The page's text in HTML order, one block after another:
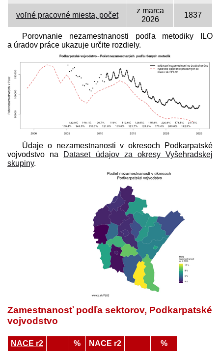
voľné pracovné miesta, počet
z marca
2026
1837
Porovnanie nezamestnanosti podľa metodiky ILO
a úradov práce ukazuje určite rozdiely.
Údaje o nezamestnanosti v okresoch Podkarpatské
vojvodstvo na Dataset údajov za okresy Vyšehradskej
skupiny.
Zamestnanosť podľa sektorov, Podkarpatské
vojvodstvo
NACE r2 % NACE r2
%